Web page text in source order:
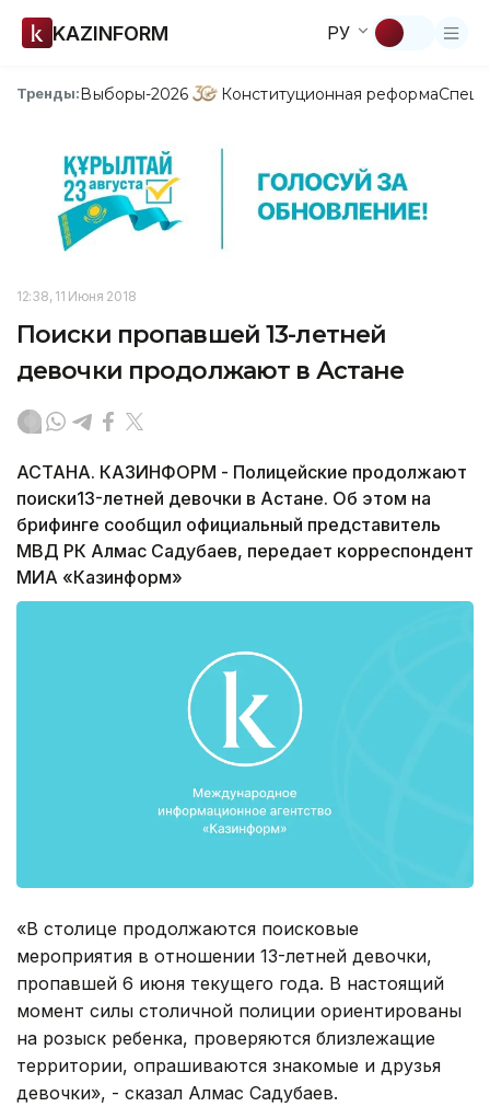
KAZINFORM РУ
Тренды:Выборы-2026 Конституционная реформа
12:38, 11 Июня 2018
Поиски пропавшей 13-летней
девочки продолжают в Астане
АСТАНА. КАЗИНФОРМ - Полицейские продолжают
поиски13-летней девочки в Астане. Об этом на
брифинге сообщил официальный представитель
МВД РК Алмас Садубаев, передает корреспондент
МИА «Казинформ»
«В столице продолжаются поисковые
мероприятия в отношении 13-летней девочки,
пропавшей 6 июня текущего года. В настоящий
момент силы столичной полиции ориентированы
на розыск ребенка, проверяются близлежащие
территории, опрашиваются знакомые и друзья
девочки», - сказал Алмас Садубаев.